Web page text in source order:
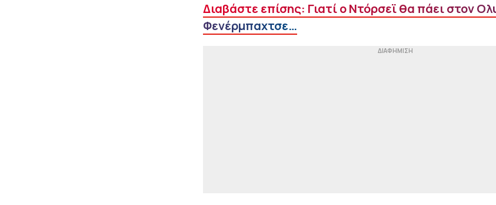
Διαβάστε επίσης: Γιατί ο Ντόρσεϊ θα πάει στον
Φενέρμπαχτσε…